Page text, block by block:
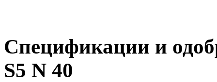
Спецификации и
S5 N 40